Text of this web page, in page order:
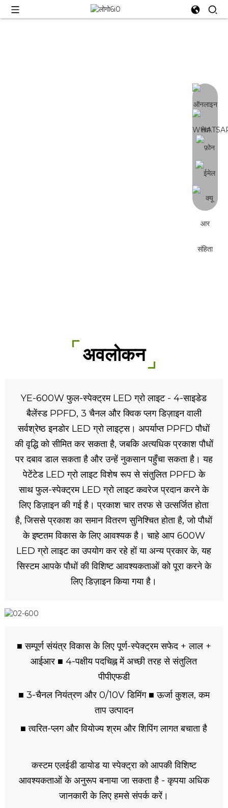
वाईई-600डब्ल्यू
8+2 बार ग्रो लाइट | 3-चैनल नियंत्रण | असली
Samsung Lm301H EVO | उच्च दक्षता
-2.85umol/j | संतुलित PPFD, 4-तरफ़ा
प्रकाश उत्सर्जित | त्वरित प्लग संरचना, स्थापना और
रखरखाव में आसान | अलग करने योग्य डिज़ाइन,
अवलोकन
YE-600W फुल-स्पेक्ट्रम LED ग्रो लाइट - 4-साइडेड
बैलेंस्ड PPFD, 3 चैनल और क्विक प्लग डिज़ाइन वाली
सर्वश्रेष्ठ इनडोर LED ग्रो लाइट्स। अपर्याप्त PPFD पौधों
की वृद्धि को सीमित कर सकता है, जबकि अत्यधिक प्रकाश पौधों
पर दबाव डाल सकता है और उन्हें नुकसान पहुँचा सकता है। यह
पेटेंटेड LED ग्रो लाइट विशेष रूप से संतुलित PPFD के
साथ फुल-स्पेक्ट्रम LED ग्रो लाइट कवरेज प्रदान करने के
लिए डिज़ाइन की गई है। प्रकाश चार तरफ से उत्सर्जित होता
है, जिससे प्रकाश का समान वितरण सुनिश्चित होता है, जो पौधों
के इष्टतम विकास के लिए आवश्यक है। चाहे आप 600W
LED ग्रो लाइट का उपयोग कर रहे हों या अन्य प्रकार के, यह
सिस्टम आपके पौधों की विशिष्ट आवश्यकताओं को पूरा करने के
लिए डिज़ाइन किया गया है।
■ सम्पूर्ण संयंत्र विकास के लिए पूर्ण-स्पेक्ट्रम सफेद + लाल +
आईआर ■ 4-पक्षीय पदचिह्न में अच्छी तरह से संतुलित
पीपीएफडी
■ 3-चैनल नियंत्रण और 0/10V डिमिंग ■ ऊर्जा कुशल, कम
ताप उत्पादन
■ त्वरित-प्लग और वियोज्य श्रम और शिपिंग लागत बचाता है
कस्टम एलईडी डायोड या स्पेक्ट्रा को आपकी विशिष्ट
आवश्यकताओं के अनुरूप बनाया जा सकता है - कृपया अधिक
जानकारी के लिए हमसे संपर्क करें।